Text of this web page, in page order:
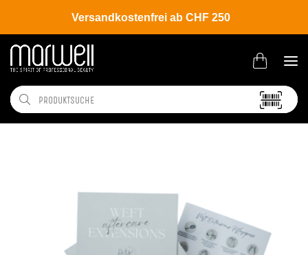
Versandkostenfrei ab CHF 250
Shop Brands Boho Babe